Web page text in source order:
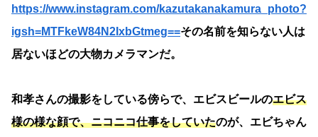
https://www.instagram.com/kazutakanakamura_photo?
igsh=MTFkeW84N2IxbGtmeg==その名前を知らない人は
居ないほどの大物カメラマンだ。
和孝さんの撮影をしている傍らで、エビスビールのエビス
様の様な顔で、ニコニコ仕事をしていたのが、エビちゃん